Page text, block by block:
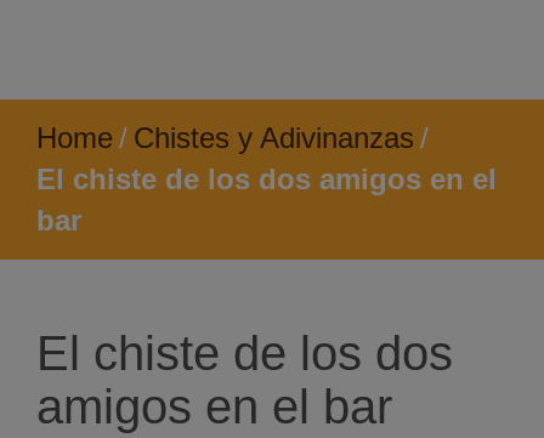
Home / Chistes y Adivinanzas /
El chiste de los dos amigos en el
bar
El chiste de los dos
amigos en el bar